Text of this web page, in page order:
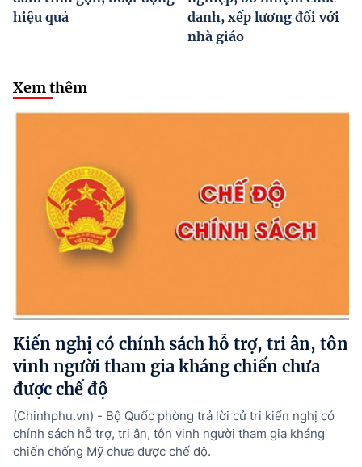
hiệu quả
danh, xếp lương đối với
nhà giáo
Xem thêm
Kiến nghị có chính sách hỗ trợ, tri ân, tôn
vinh người tham gia kháng chiến chưa
được chế độ
(Chinhphu.vn) - Bộ Quốc phòng trả lời cử tri kiến nghị có
chính sách hỗ trợ, tri ân, tôn vinh người tham gia kháng
chiến chống Mỹ chưa được chế độ.